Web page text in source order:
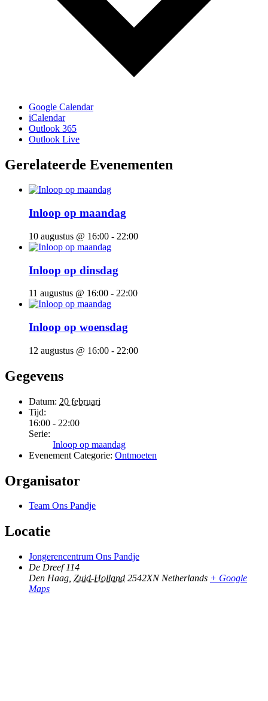
Google Calendar
iCalendar
Outlook 365
Outlook Live
Gerelateerde Evenementen
Inloop op maandag
10 augustus @ 16:00 - 22:00
Inloop op dinsdag
11 augustus @ 16:00 - 22:00
Inloop op woensdag
12 augustus @ 16:00 - 22:00
Gegevens
Datum: 20 februari
Tijd:
16:00 - 22:00
Serie:
Inloop op maandag
Evenement Categorie: Ontmoeten
Organisator
Team Ons Pandje
Locatie
Jongerencentrum Ons Pandje
De Dreef 114
Den Haag Zuid-Holland 2542XN Netherlands + Google
Maps